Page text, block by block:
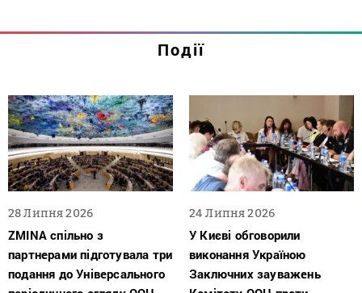
Події
28 Липня 2026
ZMINA спільно з
партнерами підготувала три
подання до Універсального
24 Липня 2026
У Києві обговорили
виконання Україною
Заключних зауважень